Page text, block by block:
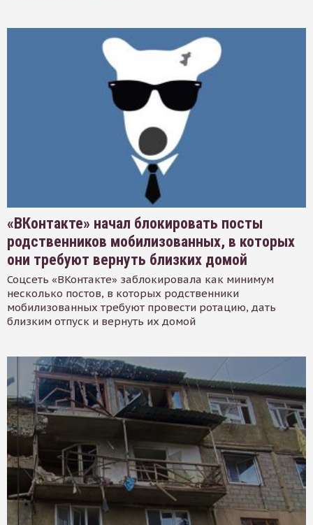
«ВКонтакте» начал блокировать посты
родственников мобилизованных, в которых
они требуют вернуть близких домой
Соцсеть «ВКонтакте» заблокировала как минимум
несколько постов, в которых родственники
мобилизованных требуют провести ротацию, дать
близким отпуск и вернуть их домой